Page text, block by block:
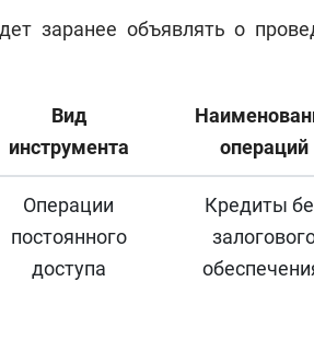
заранее объявлять о
Вид
инструмента
операций
Операции
постоянного
доступа
Кредиты